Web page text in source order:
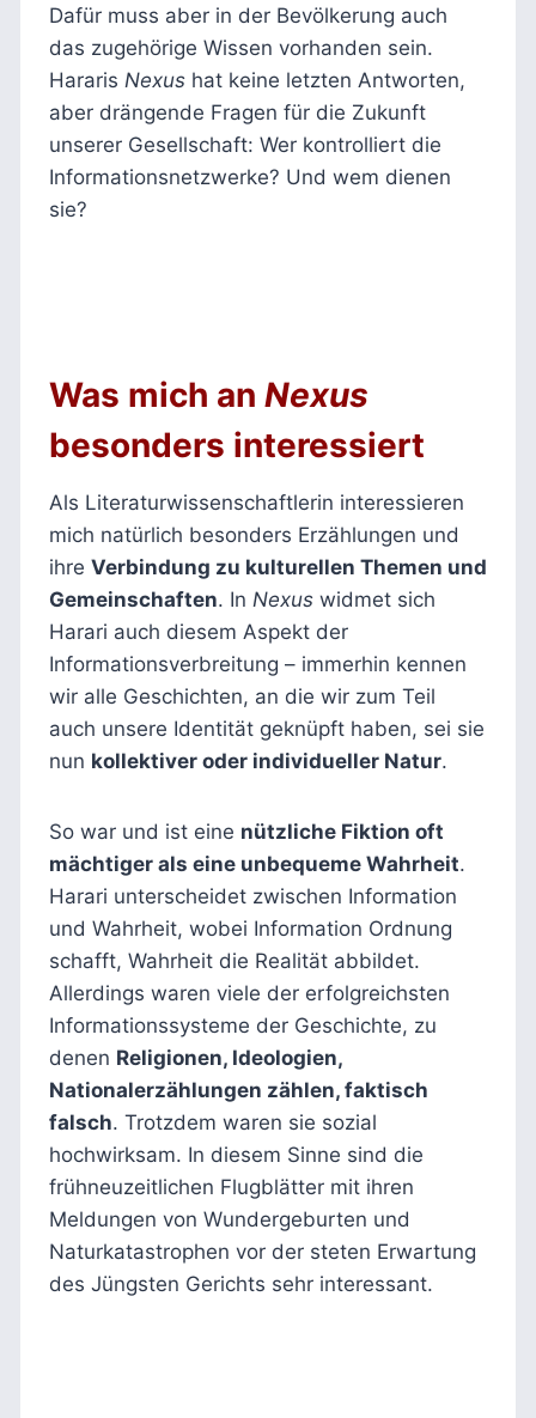
Dafür muss aber in der Bevölkerung auch
das zugehörige Wissen vorhanden sein.
Hararis Nexushat keine letzten Antworten,
aber drängende Fragen für die Zukunft
unserer Gesellschaft: Wer kontrolliert die
Informationsnetzwerke? Und wem dienen
sie?
Was mich an Nexus
besonders interessiert
Als Literaturwissenschaftlerin interessieren
mich natürlich besonders Erzählungen und
ihre Verbindung zu kulturellen Themen und
Gemeinschaften. In Nexuswidmet sich
Harari auch diesem Aspekt der
Informationsverbreitung – immerhin kennen
wir alle Geschichten, an die wir zum Teil
auch unsere Identität geknüpft haben, sei sie
nun kollektiver oder individueller Natur.
So war und ist eine nützliche Fiktion oft
mächtiger als eine unbequeme Wahrheit.
Harari unterscheidet zwischen Information
und Wahrheit, wobei Information Ordnung
schafft, Wahrheit die Realität abbildet.
Allerdings waren viele der erfolgreichsten
Informationssysteme der Geschichte, zu
denen Religionen, Ideologien,
Nationalerzählungen zählen, faktisch
falsch. Trotzdem waren sie sozial
hochwirksam. In diesem Sinne sind die
frühneuzeitlichen Flugblätter mit ihren
Meldungen von Wundergeburten und
Naturkatastrophen vor der steten Erwartung
des Jüngsten Gerichts sehr interessant.